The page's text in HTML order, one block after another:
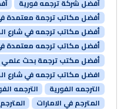
أفضل شركة ترجمه فورية
أفضل مكاتب ترجمة معتمدة في
أفضل مكاتب ترجمه في شارع
أفضل مكاتب ترجمه معتمدة في
أفضل مكتب ترجمة بحث علمي
افضل مكاتب ترجمه في شارع
الترجمه الفورية
الترجمه
المترجم في الامارات